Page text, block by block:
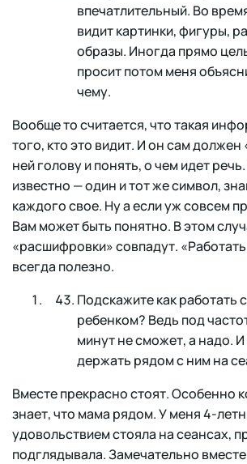
впечатлительный. Во
видит картинки, фигуры,
образы. Иногда прямо
просит потом меня
чему.
Вообще то считается, что такая
того, кто это видит. И он сам
ней голову и понять, о чем идет
известно — один и тот же символ,
каждого свое. Ну а если уж совсем
Вам может быть понятно. В этом
«расшифровки» совпадут.
всегда полезно.
Подскажите как работать
ребенком? Ведь под
минут не сможет, а надо.
держать рядом с ним на
Вместе прекрасно стоят. Особенно
знает, что мама рядом. У меня 4-
удовольствием стояла на сеансах,
подглядывала. Замечательно